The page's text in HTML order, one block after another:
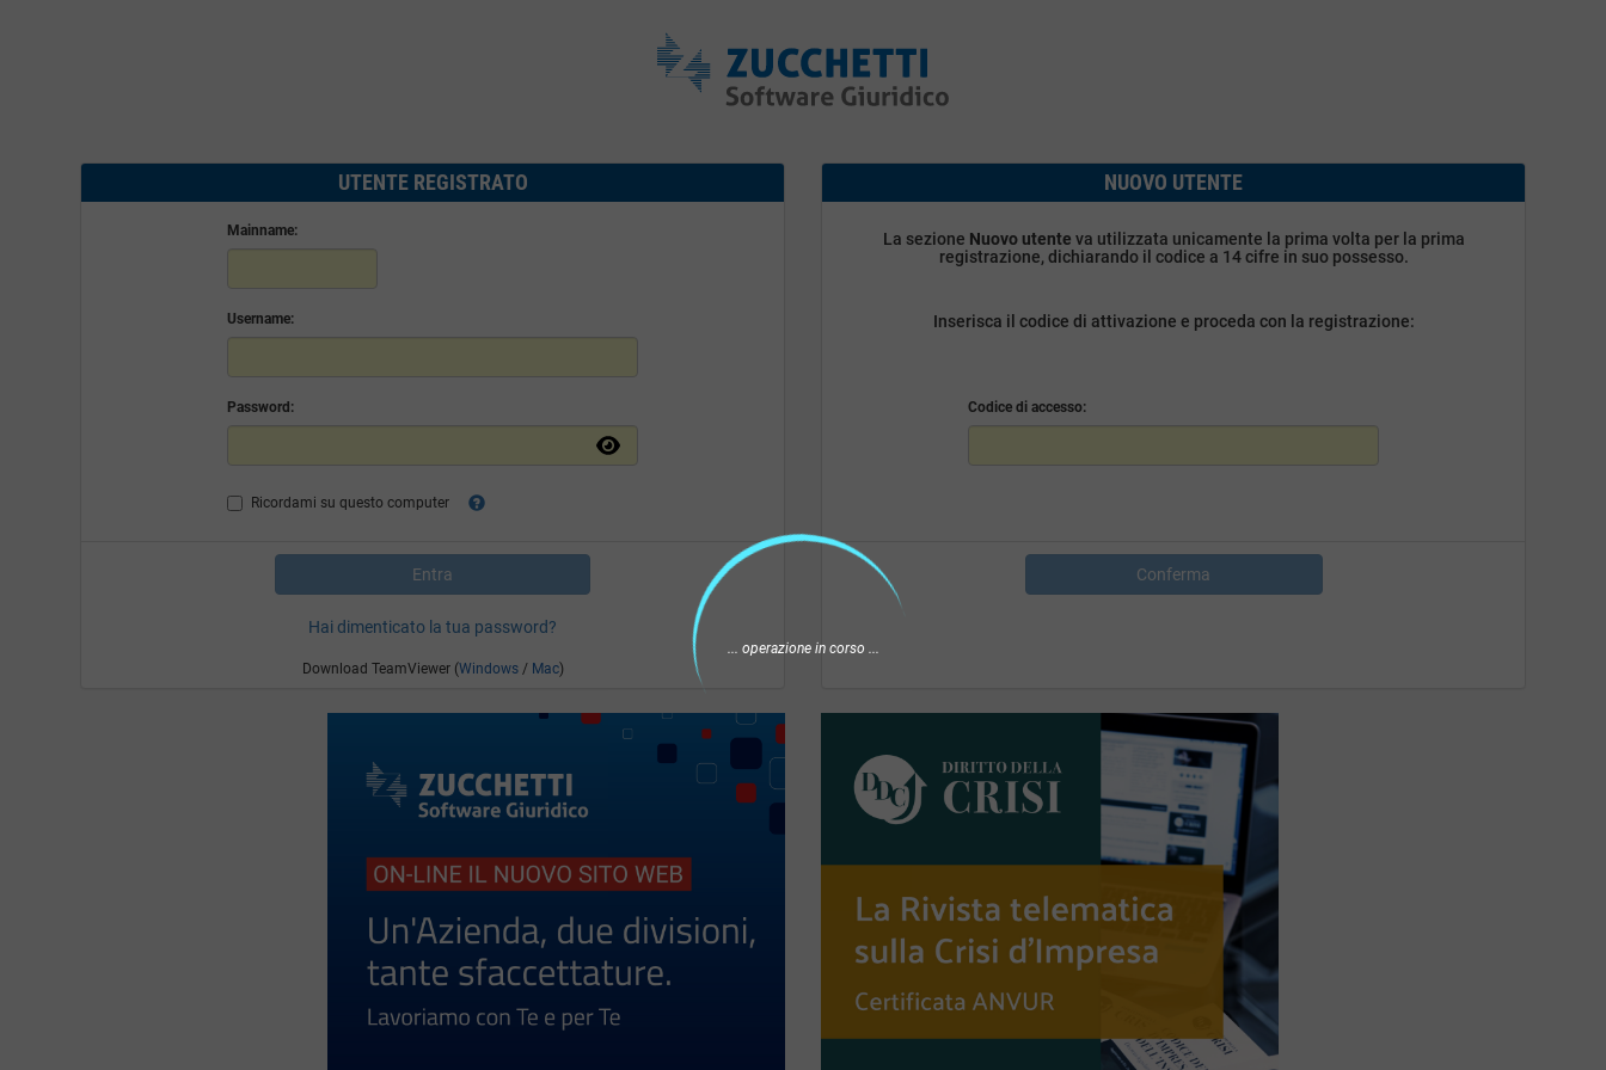
UTENTE REGISTRATO
Mainname:
Username:
Password:
Ricordami su questo computer
Entra
Hai dimenticato la tua password?
Download TeamViewer (Windows/ Mac)
NUOVO UTENTE
La sezione Nuovo utente va utilizzata unicamente la prima volta per la prima
registrazione, dichiarando il codice a 14 cifre in suo possesso.
Inserisca il codice di attivazione e proceda con la registrazione:
Codice di accesso:
Conferma